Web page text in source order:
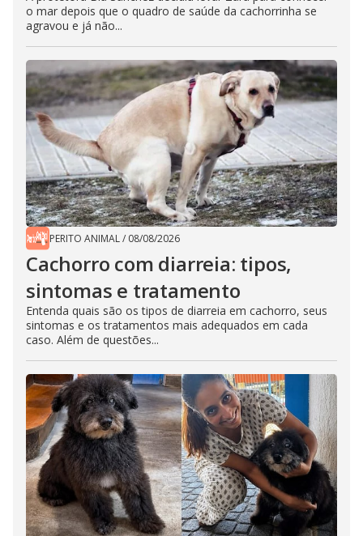
o mar depois que o quadro de saúde da cachorrinha se
agravou e já não...
PERITO ANIMAL/ 08/08/2026
Cachorro com diarreia: tipos,
sintomas e tratamento
Entenda quais são os tipos de diarreia em cachorro, seus
sintomas e os tratamentos mais adequados em cada
caso. Além de questões...